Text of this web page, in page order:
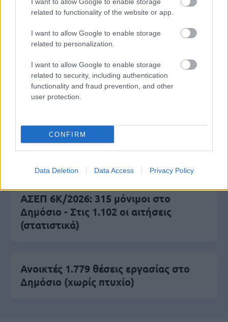
related to functionality of the website or app.
I want to allow Google to enable storage
related to personalization.
I want to allow Google to enable storage
related to security, including authentication
functionality and fraud prevention, and other
user protection.
CONFIRM
Data Deletion Data Access Privacy Policy
Δημοφιλείς Ειδήσεις
ΑΣΕΠ: Νέος γραπτός διαγωνισμός -
Μόνιμοι στο υπουργείο Εξωτερικών
Κατώτατος μισθός: Σενάριο για
αύξηση στα 1.000 ευρώ από το 2027
ΑΣΕΠ 6Κ/2026: 315 μόνιμοι στο
Δημόσιο - Στις 1.102 οι αιτήσεις
(στατιστικά)
Ανοικτές 1.779 θέσεις εργασίας στο
Δημόσιο (χωρίς πτυχίο)